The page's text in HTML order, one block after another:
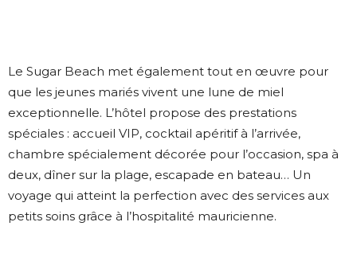
Le Sugar Beach met également tout en œuvre pour
que les jeunes mariés vivent une lune de miel
exceptionnelle. L’hôtel propose des prestations
spéciales : accueil VIP, cocktail apéritif à l’arrivée,
chambre spécialement décorée pour l’occasion, spa à
deux, dîner sur la plage, escapade en bateau… Un
voyage qui atteint la perfection avec des services aux
petits soins grâce à l’hospitalité mauricienne.